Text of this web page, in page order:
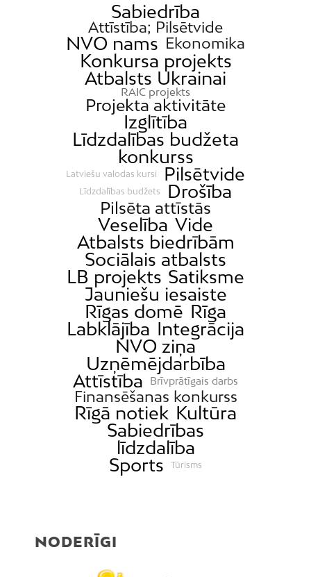
Kundziņsala
Ķengarags
Mežciems
Pētersala-Andrejsala
Rumbula
Sabiedrība
Attīstība; Pilsētvide
NVO nams Ekonomika
Konkursa projekts
Atbalsts Ukrainai
RAIC projekts
Projekta aktivitāte
Izglītība
Līdzdalības budžeta
konkurss
Latviešu valodas kursi Pilsētvide
Līdzdalības budžets Drošība
Pilsēta attīstās
Veselība Vide
Atbalsts biedrībām
Sociālais atbalsts
LB projekts Satiksme
Jauniešu iesaiste
Rīgas domē Rīga
Labklājība Integrācija
NVO ziņa
Uzņēmējdarbība
Attīstība
Brīvprātīgais darbs
Finansēšanas konkurss
Rīgā notiek Kultūra
Sabiedrības
līdzdalība
Sports
Tūrisms
NODERĪGI